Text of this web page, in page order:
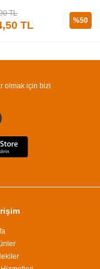
TL
TL %50
olmak için bizi